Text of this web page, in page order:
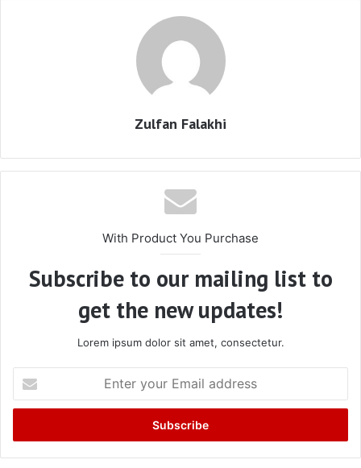
Zulfan Falakhi
With Product You Purchase
Subscribe to our mailing list to
get the new updates!
Lorem ipsum dolor sit amet, consectetur.
your
Email